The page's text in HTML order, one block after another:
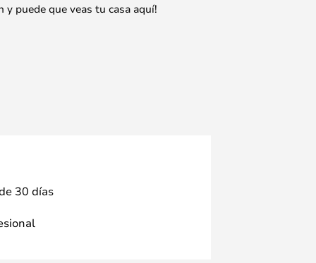
puede que veas tu casa aquí!
30 días